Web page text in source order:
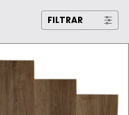
FILTRAR